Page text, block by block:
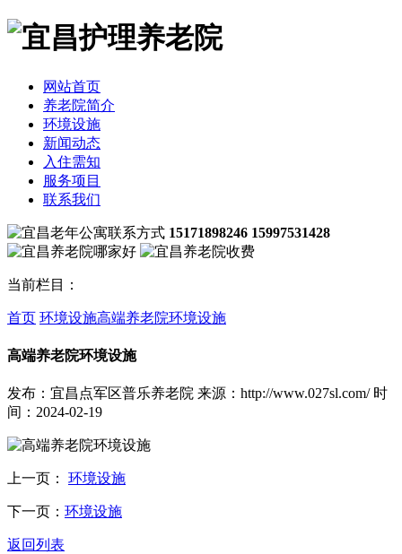
网站首页
养老院简介
环境设施
新闻动态
入住需知
服务项目
联系我们
15171898246 15997531428
当前栏目：
首页 环境设施高端养老院环境设施
高端养老院环境设施
发布：宜昌点军区普乐养老院 来源：http://www.027sl.com/ 时
间：2024-02-19
上一页： 环境设施
下一页： 环境设施
返回列表